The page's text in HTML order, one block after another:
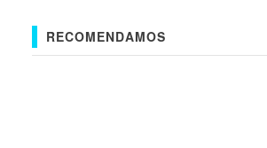
RECOMENDAMOS